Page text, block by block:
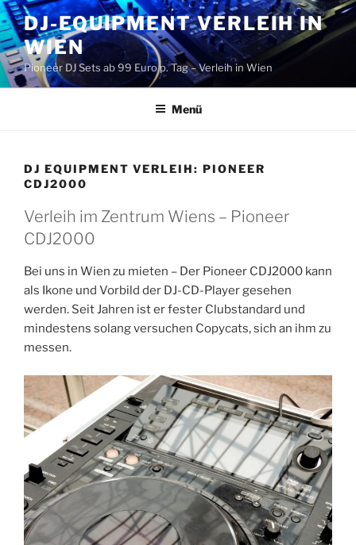
Zum
Inhalt
springen
DJ-EQUIPMENT VERLEIH IN
WIEN
Pioneer DJ Sets ab 99 Euro p. Tag – Verleih in Wien
Menü
DJ EQUIPMENT VERLEIH: PIONEER
CDJ2000
Verleih im Zentrum Wiens – Pioneer
CDJ2000
Bei uns in Wien zu mieten – Der Pioneer CDJ2000 kann
als Ikone und Vorbild der DJ-CD-Player gesehen
werden. Seit Jahren ist er fester Clubstandard und
mindestens solang versuchen Copycats, sich an ihm zu
messen.